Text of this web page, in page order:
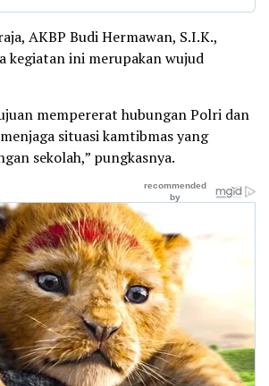
AKBP Budi Hermawan, S.I.K.,
kegiatan ini merupakan wujud
mempererat hubungan Polri dan
situasi kamtibmas yang
sekolah,” pungkasnya.